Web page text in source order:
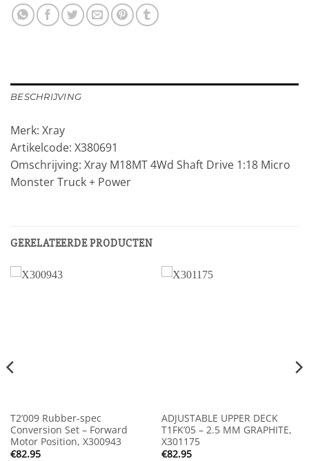
BESCHRIJVING
Merk: Xray
Artikelcode: X380691
Omschrijving: Xray M18MT 4Wd Shaft Drive 1:18 Micro
Monster Truck + Power
GERELATEERDE PRODUCTEN
T2’009 Rubber-spec
Conversion Set – Forward
Motor Position, X300943
€82.95
ADJUSTABLE UPPER DECK
T1FK’05 – 2.5 MM GRAPHITE,
X301175
€82.95